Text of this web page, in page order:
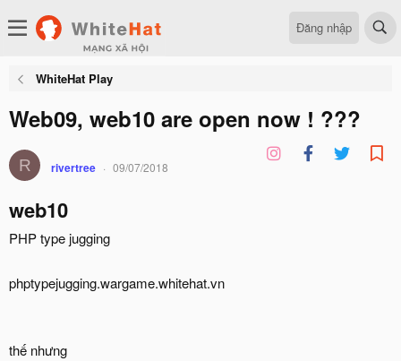
Đăng nhập
WhiteHat Play
Web09, web10 are open now ! ???
R rivertree 09/07/2018
web10
PHP type jugging
phptypejugging.wargame.whitehat.vn
thế nhưng